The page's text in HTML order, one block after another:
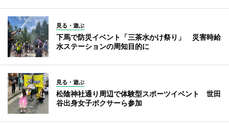
見る・遊ぶ
下馬で防災イベント「三茶水かけ祭り」 災害時給
水ステーションの周知目的に
見る・遊ぶ
松陰神社通り周辺で体験型スポーツイベント 世田
谷出身女子ボクサーら参加